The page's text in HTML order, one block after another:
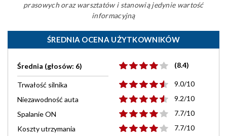
prasowych oraz warsztatów i stanowią jedynie wartość
informacyjną
ŚREDNIA OCENA UŻYTKOWNIKÓW
Średnia (głosów: 6) (8.4)
Trwałość silnika
9.0/10
Niezawodność auta
9.2/10
Spalanie ON
7.7/10
Koszty utrzymania
7.7/10